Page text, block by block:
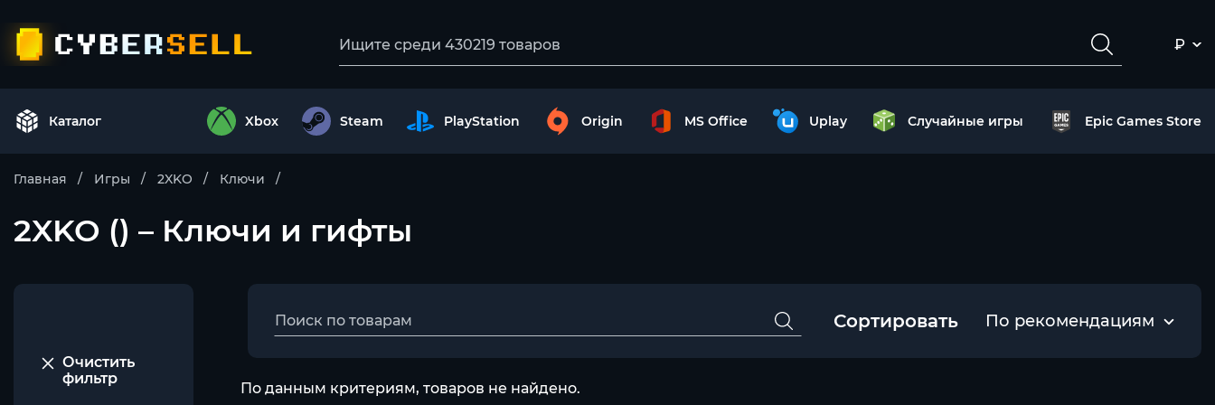
₽
Каталог Xbox Steam PlayStation Origin MS Office Uplay Случайные игры Epic Games Store
Главная Игры 2XKO Ключи
2XKO () – Ключи и гифты
Очистить
фильтр
Сортировать По рекомендациям
По данным критериям, товаров не найдено.